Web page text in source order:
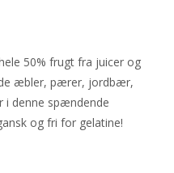
50% frugt fra juicer og
æbler, pærer, jordbær,
denne spændende
og fri for gelatine!